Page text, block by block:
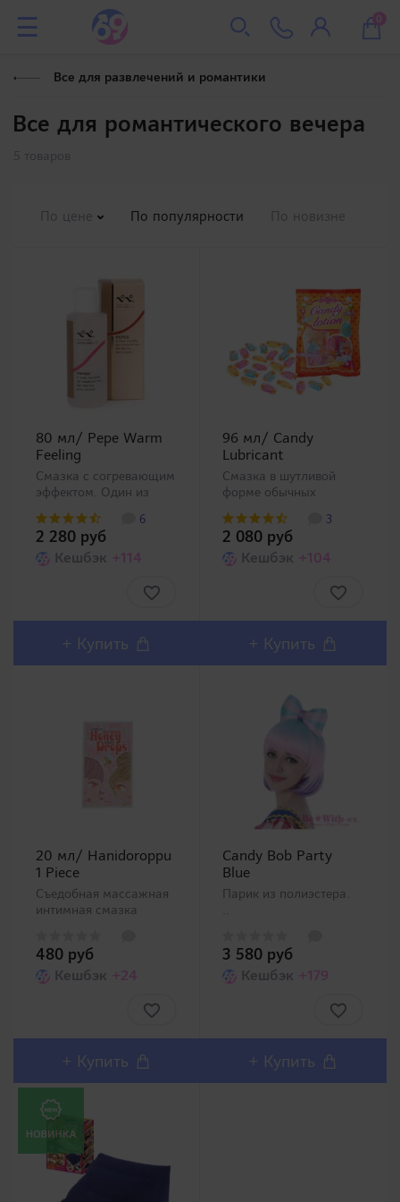
0
Все для развлечений и романтики
Все для романтического вечера
5 товаров
По цене По популярности По новизне
80 мл/ Pepe Warm
Feeling
Смазка с согревающим
эффектом. Один из
популярных брендов
Японии в категории
смазок PEPEE. Уже
Данная интимная
возбуждающи..
6
2 280 руб
Кешбэк +114
+ Купить
96 мл/ Candy
Lubricant
Смазка в шутливой
форме обычных
новинка от компании
A-One! Будет отличным
подарком для друзей
половинки. К тому же,
компактным размерам
их будет ле..
3
2 080 руб
Кешбэк +104
+ Купить
20 мл/ Hanidoroppu
1 Piece
Съедобная массажная
интимная смазка
рынка в категории
интимных смазок. Не
уже более 10 лет! 4
массажных с..
480 руб
Кешбэк +24
+ Купить
Candy Bob Party
Blue
Парик из полиэстера.
3 580 руб
Кешбэк +179
+ Купить